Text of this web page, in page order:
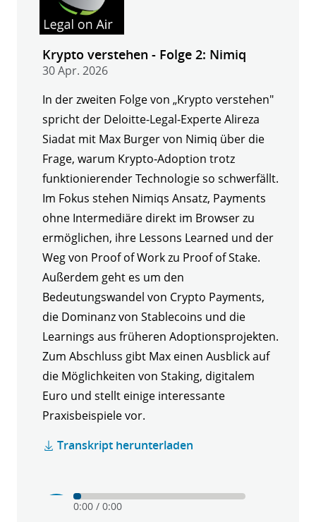
Krypto verstehen - Folge 2: Nimiq
30 Apr. 2026
In der zweiten Folge von „Krypto verstehen"
spricht der Deloitte-Legal-Experte Alireza
Siadat mit Max Burger von Nimiq über die
Frage, warum Krypto‑Adoption trotz
funktionierender Technologie so schwerfällt.
Im Fokus stehen Nimiqs Ansatz, Payments
ohne Intermediäre direkt im Browser zu
ermöglichen, ihre Lessons Learned und der
Weg von Proof of Work zu Proof of Stake.
Außerdem geht es um den
Bedeutungswandel von Crypto Payments,
die Dominanz von Stablecoins und die
Learnings aus früheren Adoptionsprojekten.
Zum Abschluss gibt Max einen Ausblick auf
die Möglichkeiten von Staking, digitalem
Euro und stellt einige interessante
Praxisbeispiele vor.
Transkript herunterladen
0:00 / 0:00